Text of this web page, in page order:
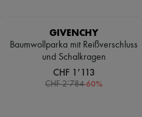
GIVENCHY
Baumwollparka mit Reißverschluss
und Schalkragen
CHF 1’113
CHF 2’784-60%